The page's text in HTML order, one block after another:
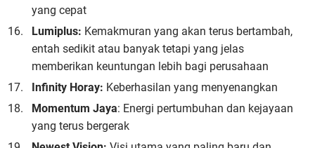
yang cepat
Lumiplus: Kemakmuran yang akan terus bertambah,
entah sedikit atau banyak tetapi yang jelas
memberikan keuntungan lebih bagi perusahaan
Infinity Horay: Keberhasilan yang menyenangkan
Momentum Jaya: Energi pertumbuhan dan kejayaan
yang terus bergerak